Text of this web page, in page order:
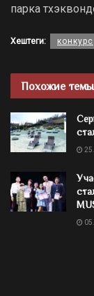
парка
Хештеги: конкурс
Похожие темы